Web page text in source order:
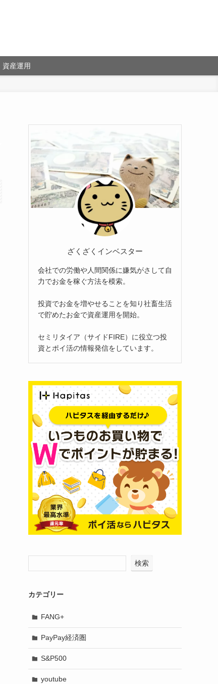
資産運用
ざくざくインベスター
会社での労働や人間関係に嫌気がさして自
力でお金を稼ぐ方法を模索。
投資でお金を増やせることを知り社畜生活
で貯めたお金で資産運用を開始。
セミリタイア（サイドFIRE）に役立つ投
資とポイ活の情報発信をしています。
検索
カテゴリー
FANG+
PayPay経済圏
S&P500
youtube